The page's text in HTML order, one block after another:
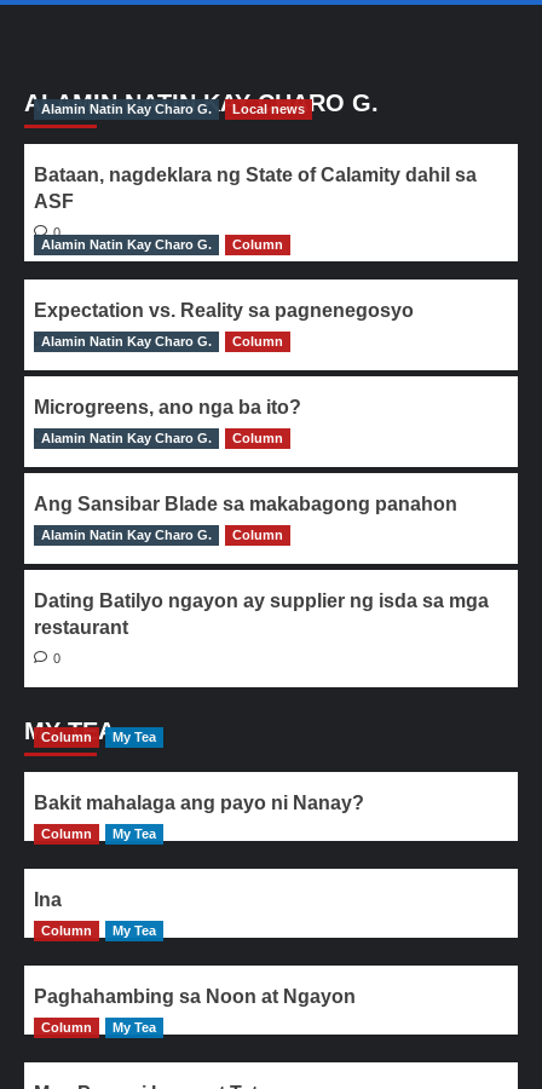
ALAMIN NATIN KAY CHARO G.
Alamin Natin Kay Charo G. Local news
Bataan, nagdeklara ng State of Calamity dahil sa
ASF
0
Alamin Natin Kay Charo G.
Column
Expectation vs. Reality sa pagnenegosyo
0
Alamin Natin Kay Charo G. Column
Microgreens, ano nga ba ito?
0
Alamin Natin Kay Charo G. Column
Ang Sansibar Blade sa makabagong panahon
0
Alamin Natin Kay Charo G. Column
Dating Batilyo ngayon ay supplier ng isda sa mga
restaurant
0
MY TEA
Column My Tea
Bakit mahalaga ang payo ni Nanay?
Column My Tea
Ina
Column My Tea
Paghahambing sa Noon at Ngayon
Column My Tea